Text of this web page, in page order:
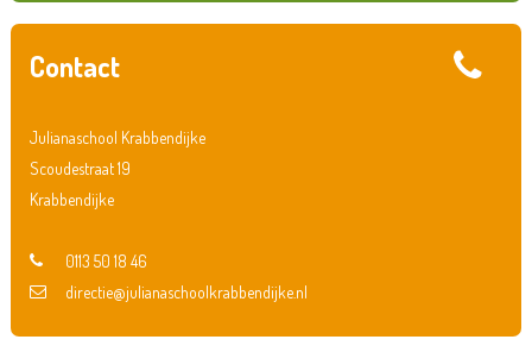
Contact
Julianaschool Krabbendijke
Scoudestraat 19
Krabbendijke
0113 50 18 46
directie@julianaschoolkrabbendijke.nl